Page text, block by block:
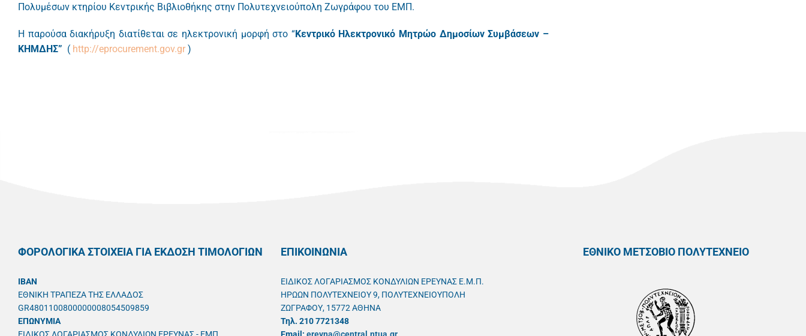
Πολυμέσων κτηρίου Κεντρικής Βιβλιοθήκης στην Πολυτεχνειούπολη Ζωγράφου του ΕΜΠ.
Η παρούσα διακήρυξη διατίθεται σε ηλεκτρονική μορφή στο “Κεντρικό Ηλεκτρονικό Μητρώο Δημοσίων Συμβάσεων –
ΚΗΜΔΗΣ” ( http://eprocurement.gov.gr )
ΦΟΡΟΛΟΓΙΚΑ ΣΤΟΙΧΕΙΑ ΓΙΑ ΕΚΔΟΣΗ ΤΙΜΟΛΟΓΙΩΝ
IBAN
ΕΘΝΙΚΗ ΤΡΑΠΕΖΑ ΤΗΣ ΕΛΛΑΔΟΣ
GR4801100800000008054509859
ΕΠΩΝΥΜΙΑ
ΕΠΙΚΟΙΝΩΝΙΑ
ΕΙΔΙΚΟΣ ΛΟΓΑΡΙΑΣΜΟΣ ΚΟΝΔΥΛΙΩΝ ΕΡΕΥΝΑΣ Ε.Μ.Π.
ΗΡΩΩΝ ΠΟΛΥΤΕΧΝΕΙΟΥ 9, ΠΟΛΥΤΕΧΝΕΙΟΥΠΟΛΗ
ΖΩΓΡΑΦΟΥ, 15772 ΑΘΗΝΑ
Τηλ. 210 7721348
ΕΘΝΙΚΟ ΜΕΤΣΟΒΙΟ ΠΟΛΥΤΕΧΝΕΙΟ